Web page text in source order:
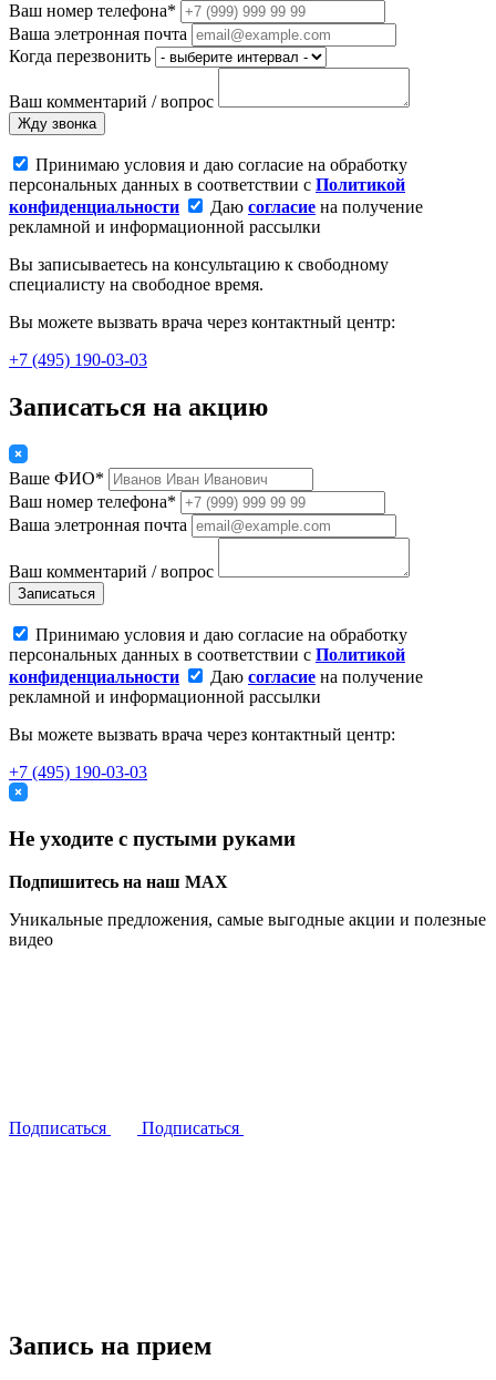
Ваш номер телефона*
Ваша элетронная почта
Когда перезвонить
Ваш комментарий / вопрос
Жду звонка
Принимаю условия и даю согласие на обработку
персональных данных в соответствии с Политикой
конфиденциальности
Даю согласие на получение
рекламной и информационной рассылки
Вы записываетесь на консультацию к свободному
специалисту на свободное время.
Вы можете вызвать врача через контактный центр:
+7 (495) 190-03-03
Записаться на акцию
Ваше ФИО*
Ваш номер телефона*
Ваша элетронная почта
Ваш комментарий / вопрос
Записаться
Принимаю условия и даю согласие на обработку
персональных данных в соответствии с Политикой
конфиденциальности
Даю согласие на получение
рекламной и информационной рассылки
Вы можете вызвать врача через контактный центр:
+7 (495) 190-03-03
Не уходите с пустыми руками
Подпишитесь на наш MAX
Уникальные предложения, самые выгодные акции и полезные
видео
Подписаться Подписаться
Запись на прием